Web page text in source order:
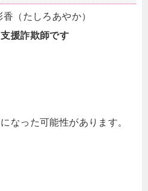
（たしろあやか）
援詐欺師です
なった可能性があります。